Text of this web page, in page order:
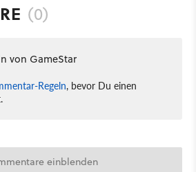
(0)
von GameStar
Regeln, bevor Du einen
einblenden